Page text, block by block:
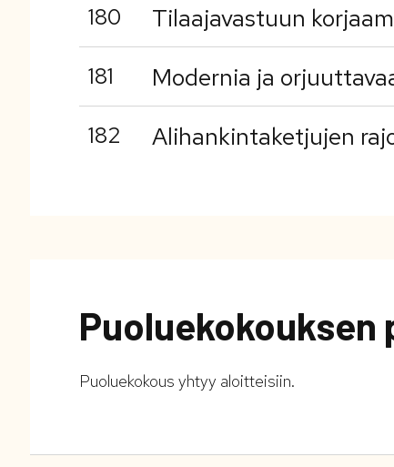
180 Tilaajavastuun
181 Modernia ja
182 Alihankintaketjujen
Puoluekokouksen
Puoluekokous yhtyy aloitteisiin.